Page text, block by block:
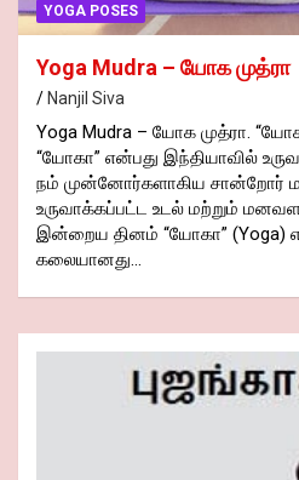
YOGA POSES
Yoga Mudra – யோக முத்ரா
Nanjil Siva
Yoga Mudra – யோக முத்ரா.
“யோகா” என்பது இந்தியாவில்
நம் முன்னோர்களாகிய சான்றோர்
உருவாக்கப்பட்ட உடல் மற்றும்
இன்றைய தினம் “யோகா” (Yoga)
கலையானது…